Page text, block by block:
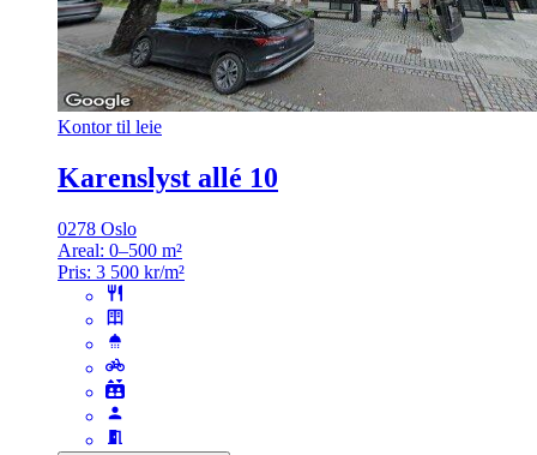
Kontor til leie
Karenslyst allé 10
0278 Oslo
Areal: 0–500 m²
Pris: 3 500 kr/m²